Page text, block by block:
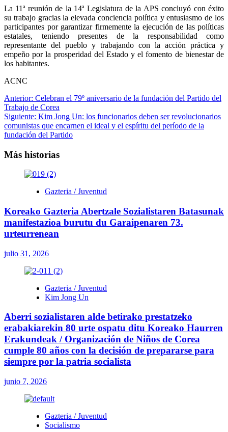
La 11ª reunión de la 14ª Legislatura de la APS concluyó con éxito
su trabajo gracias la elevada conciencia política y entusiasmo de los
participantes por garantizar firmemente la ejecución de las políticas
estatales, teniendo presentes de la responsabilidad como
representante del pueblo y trabajando con la acción práctica y
empeño por la prosperidad del Estado y el fomento de bienestar de
los habitantes.
ACNC
Navegación
de
entradas
Anterior: Celebran el 79º aniversario de la fundación del Partido del
Trabajo de Corea
Siguiente: Kim Jong Un: los funcionarios deben ser revolucionarios
comunistas que encarnen el ideal y el espíritu del período de la
fundación del Partido
Más historias
Gazteria / Juventud
Koreako Gazteria Abertzale Sozialistaren Batasunak
manifestazioa burutu du Garaipenaren 73.
urteurrenean
julio 31, 2026
Gazteria / Juventud
Kim Jong Un
Aberri sozialistaren alde betirako prestatzeko
erabakiarekin 80 urte ospatu ditu Koreako Haurren
Erakundeak / Organización de Niños de Corea
cumple 80 años con la decisión de prepararse para
siempre por la patria socialista
junio 7, 2026
Gazteria / Juventud
Socialismo